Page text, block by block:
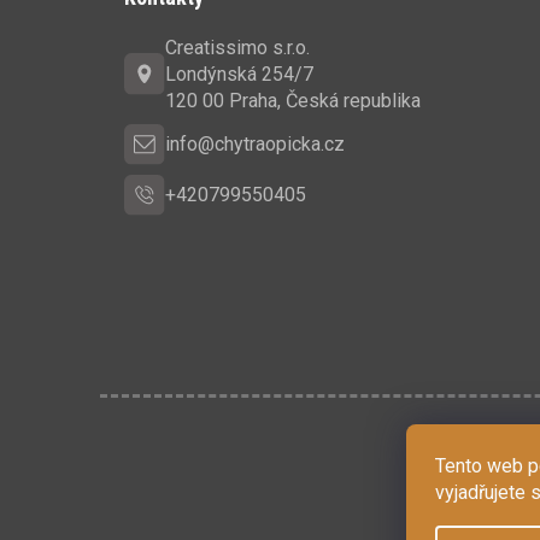
Tento web
vyjadřujete
Creatissimo s.r.o.
Londýnská 254/7
120 00 Praha, Česká republika
info@chytraopicka.cz
+420799550405